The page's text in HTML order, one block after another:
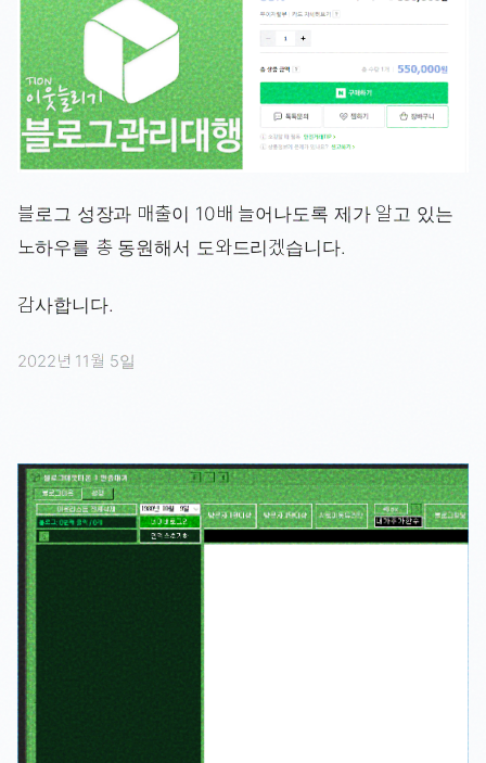
블로그 성장과 매출이 10배 늘어나도록 제가 알고 있는
노하우를 총 동원해서 도와드리겠습니다.
감사합니다.
2022년 11월 5일